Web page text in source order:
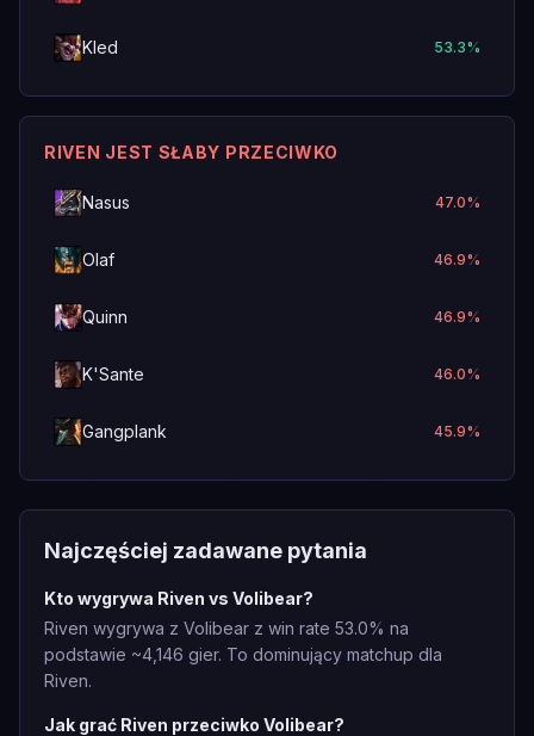
Kled 53.3%
RIVEN JEST SŁABY PRZECIWKO
Nasus 47.0%
Olaf 46.9%
Quinn 46.9%
K'Sante 46.0%
Gangplank 45.9%
Najczęściej zadawane pytania
Kto wygrywa Riven vs Volibear?
Riven wygrywa z Volibear z win rate 53.0% na
podstawie ~4,146 gier. To dominujący matchup dla
Riven.
Jak grać Riven przeciwko Volibear?